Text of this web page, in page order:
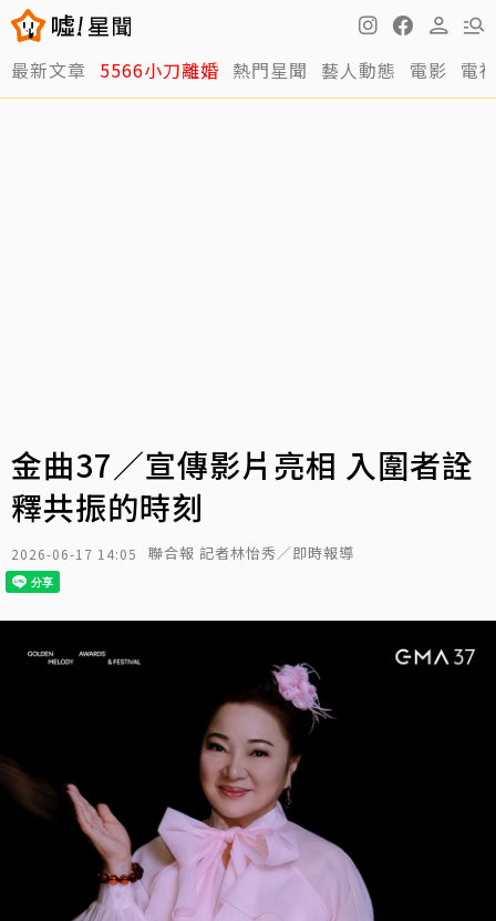
最新文章 5566小刀離婚 熱門星聞 藝人動態 電影 電
金曲37／宣傳影片亮相 入圍者詮
釋共振的時刻
2026-06-17 14:05 聯合報 記者林怡秀／即時報導